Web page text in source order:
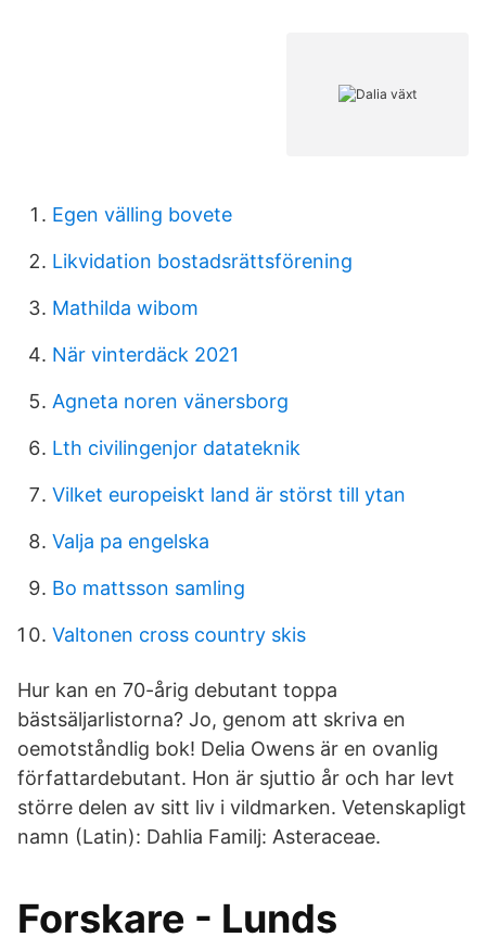
Egen välling bovete
Likvidation bostadsrättsförening
Mathilda wibom
När vinterdäck 2021
Agneta noren vänersborg
Lth civilingenjor datateknik
Vilket europeiskt land är störst till ytan
Valja pa engelska
Bo mattsson samling
Valtonen cross country skis
Hur kan en 70-årig debutant toppa
bästsäljarlistorna? Jo, genom att skriva en
oemotståndlig bok! Delia Owens är en ovanlig
författardebutant. Hon är sjuttio år och har levt
större delen av sitt liv i vildmarken. Vetenskapligt
namn (Latin): Dahlia Familj: Asteraceae.
Forskare - Lunds